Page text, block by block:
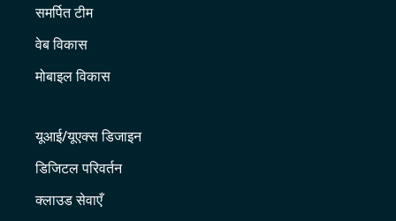
समर्पित टीम
वेब विकास
मोबाइल विकास
यूआई/यूएक्स डिजाइन
डिजिटल परिवर्तन
क्लाउड सेवाएँ